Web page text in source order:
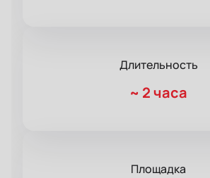
Длительность
~ 2 часа
Площадка